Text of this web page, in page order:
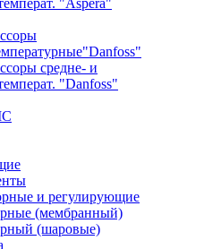
"Aspera"
средне- и
"Danfoss"
и регулирующие
(мембранный)
(шаровые)